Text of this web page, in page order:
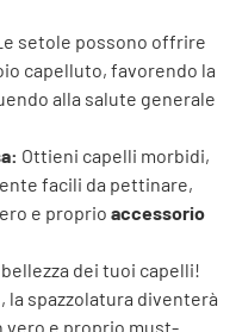
setole possono offrire
capelluto, favorendo la
alla salute generale
Ottieni capelli morbidi,
facili da pettinare,
e proprio accessorio
dei tuoi capelli!
, la spazzolatura diventerà
vero e proprio must-